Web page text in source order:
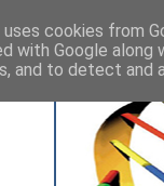
cookies from
with Google
and to detect and